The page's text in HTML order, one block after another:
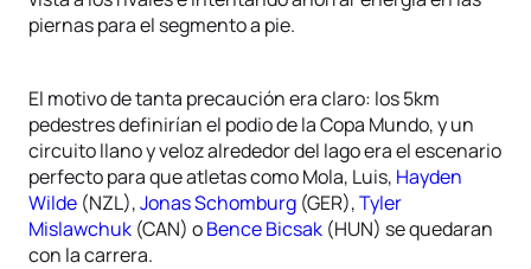
piernas para el segmento a pie.
El motivo de tanta precaución era claro: los 5km
pedestres definirían el podio de la Copa Mundo, y un
circuito llano y veloz alrededor del lago era el escenario
perfecto para que atletas como Mola, Luis, Hayden
Wilde (NZL),Jonas Schomburg (GER),Tyler
Mislawchuk (CAN) oBence Bicsak (HUN) se quedaran
con la carrera.